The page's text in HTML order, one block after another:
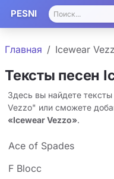
PESNI
Главная Icewear
Тексты песен
Здесь вы найдете
Vezzo" или сможете
«Icewear Vezzo».
Ace of Spades
F Blocc